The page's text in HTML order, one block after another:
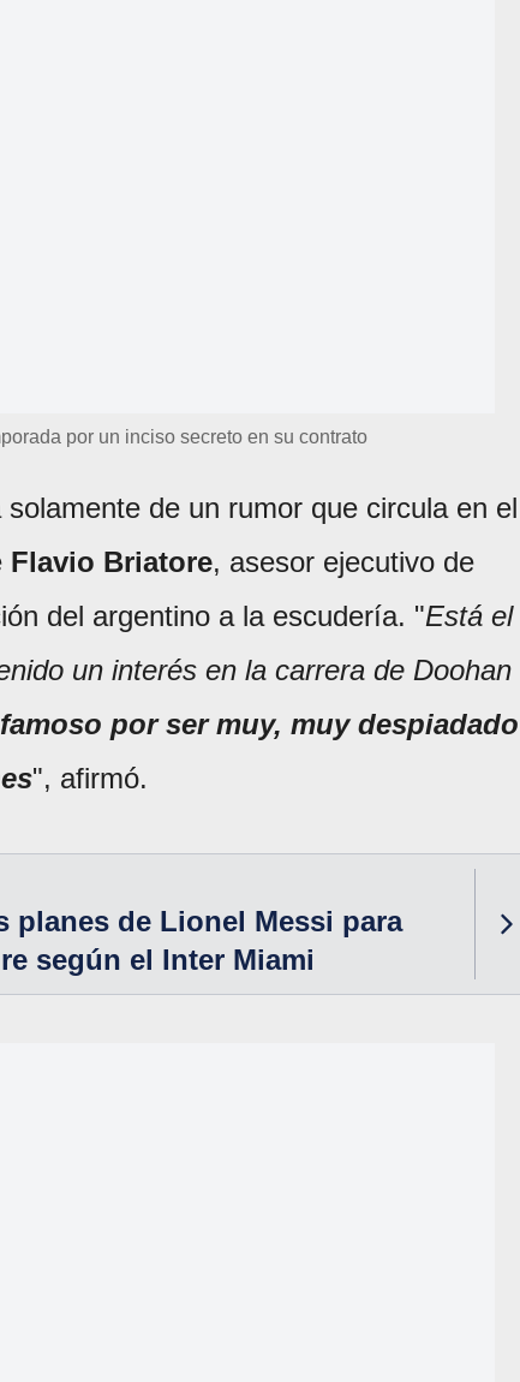
por un inciso secreto en su contrato
de un rumor que circula en el
Flavio Briatore, asesor ejecutivo de
del argentino a la escudería. "Está el
un interés en la carrera de Doohan
por ser muy, muy despiadado
", afirmó.
planes de Lionel Messi para
según el Inter Miami